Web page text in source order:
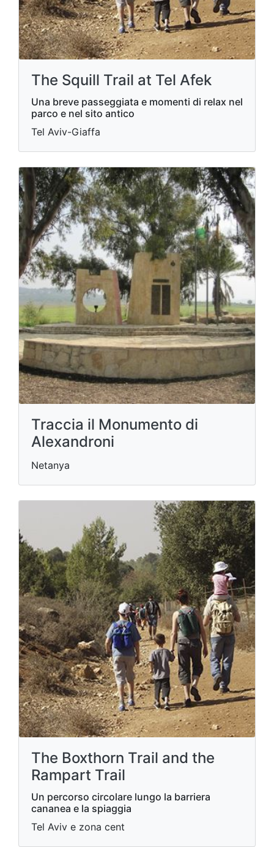
The Squill Trail at Tel Afek
Una breve passeggiata e momenti di relax nel
parco e nel sito antico
Tel Aviv-Giaffa
Traccia il Monumento di
Alexandroni
Netanya
The Boxthorn Trail and the
Rampart Trail
Un percorso circolare lungo la barriera
cananea e la spiaggia
Tel Aviv e zona cent